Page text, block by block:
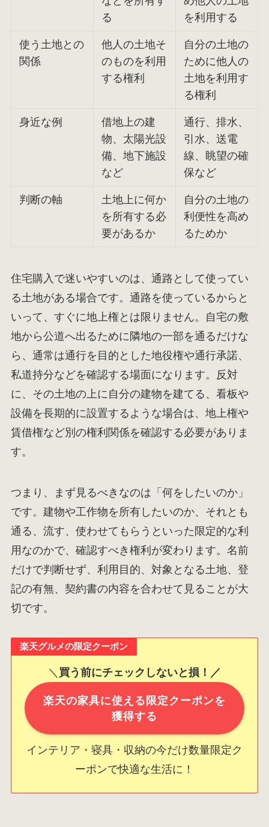
る
を利用する
使う土地との
関係
他人の土地そ
のものを利用
する権利
自分の土地の
ために他人の
土地を利用す
る権利
身近な例
借地上の建
物、太陽光設
備、地下施設
など
通行、排水、
引水、送電
線、眺望の確
保など
判断の軸
土地上に何か
を所有する必
要があるか
自分の土地の
利便性を高め
るためか
住宅購入で迷いやすいのは、通路として使ってい
る土地がある場合です。通路を使っているからと
いって、すぐに地上権とは限りません。自宅の敷
地から公道へ出るために隣地の一部を通るだけな
ら、通常は通行を目的とした地役権や通行承諾、
私道持分などを確認する場面になります。反対
に、その土地の上に自分の建物を建てる、看板や
設備を長期的に設置するような場合は、地上権や
賃借権など別の権利関係を確認する必要がありま
す。
つまり、まず見るべきなのは「何をしたいのか」
です。建物や工作物を所有したいのか、それとも
通る、流す、使わせてもらうといった限定的な利
用なのかで、確認すべき権利が変わります。名前
だけで判断せず、利用目的、対象となる土地、登
記の有無、契約書の内容を合わせて見ることが大
切です。
楽天グルメの限定クーポン
＼ 買う前にチェックしないと損！／
楽天の家具に使える限定クーポンを
獲得する
インテリア・寝具・収納の今だけ数量限定ク
ーポンで快適な生活に！